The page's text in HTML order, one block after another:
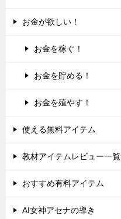
お金が欲しい！
お金を稼ぐ！
お金を貯める！
お金を殖やす！
使える無料アイテム
教材アイテムレビュー一覧
おすすめ有料アイテム
AI女神アセナの導き